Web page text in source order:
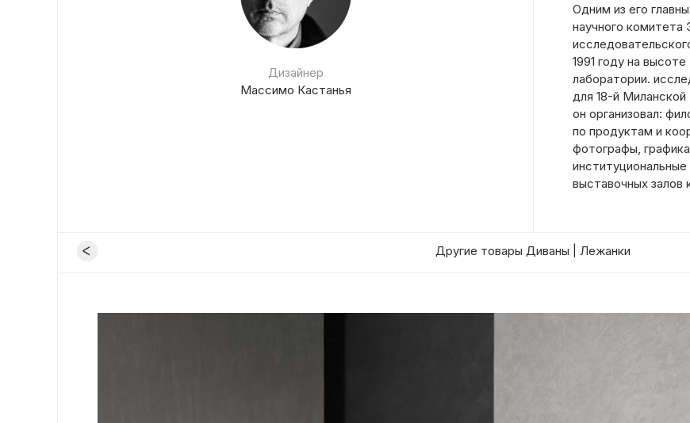
Дизайнер
Массимо Кастанья
Одним из его
научного комитета
1991 году на
лаборатории.
для 18-й
он организовал:
по продуктам и
фотографы,
выставочных залов
Другие товары Диваны | Лежанки